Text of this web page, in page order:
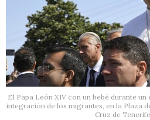
El Papa León XIV con un bebé durante
integración de los migrantes, en la Plaza
Cruz de